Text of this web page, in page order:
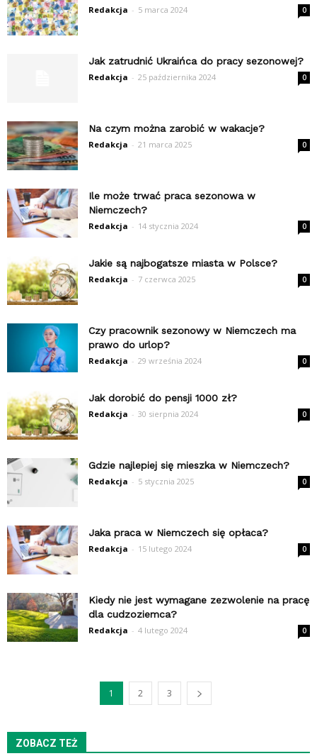
Redakcja - 5 marca 2024 0
Jak zatrudnić Ukraińca do pracy sezonowej?
Redakcja - 25 października 2024 0
Na czym można zarobić w wakacje?
Redakcja - 21 marca 2025 0
Ile może trwać praca sezonowa w
Niemczech?
Redakcja - 14 stycznia 2024 0
Jakie są najbogatsze miasta w Polsce?
Redakcja - 7 czerwca 2025 0
Czy pracownik sezonowy w Niemczech ma
prawo do urlop?
Redakcja - 29 września 2024 0
Jak dorobić do pensji 1000 zł?
Redakcja - 30 sierpnia 2024 0
Gdzie najlepiej się mieszka w Niemczech?
Redakcja - 5 stycznia 2025 0
Jaka praca w Niemczech się opłaca?
Redakcja - 15 lutego 2024 0
Kiedy nie jest wymagane zezwolenie na pracę
dla cudzoziemca?
Redakcja - 4 lutego 2024 0
1 2 3
ZOBACZ TEŻ